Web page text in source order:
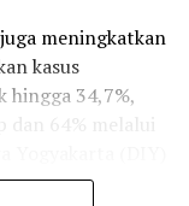
meningkatkan
kasus
hingga 34,7%,
64% melalui
hingga